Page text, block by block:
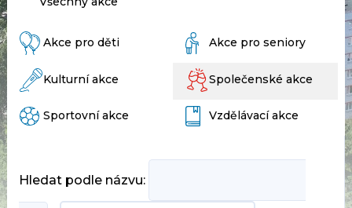
Hledat podle názvu:
Akce pro děti Akce pro seniory
Kulturní akce Společenské akce
Sportovní akce Vzdělávací akce